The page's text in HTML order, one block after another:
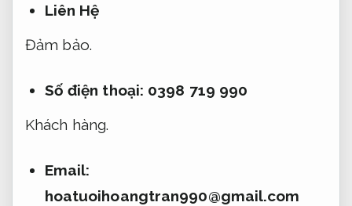
Liên Hệ
Đảm bảo.
Số điện thoại: 0398 719 990
Khách hàng.
Email:
hoatuoihoangtran990@gmail.com